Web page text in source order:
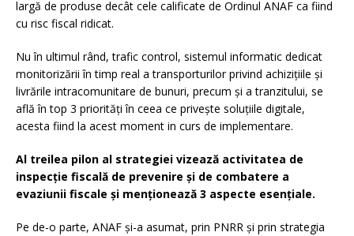
largă de produse decât cele calificate de Ordinul ANAF ca fiind
cu risc fiscal ridicat.
Nu în ultimul rând, trafic control, sistemul informatic dedicat
monitorizării în timp real a transporturilor privind achizițiile și
livrările intracomunitare de bunuri, precum și a tranzitului, se
află în top 3 priorități în ceea ce privește soluțiile digitale,
acesta fiind la acest moment in curs de implementare.
Al treilea pilon al strategiei vizează activitatea de
inspecție fiscală de prevenire și de combatere a
evaziunii fiscale și menționează 3 aspecte esențiale.
Pe de-o parte, ANAF și-a asumat, prin PNRR și prin strategia